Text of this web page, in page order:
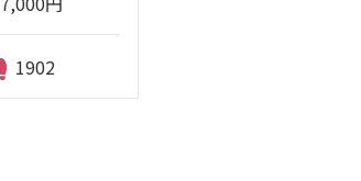
1902